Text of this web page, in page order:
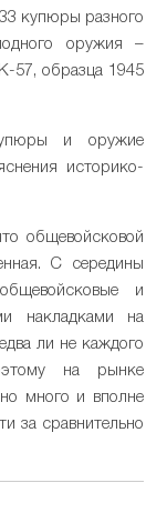
купюры разного
оружия –
57, образца 1945
и оружие
историко-
общевойсковой
С середины
и
накладками на
ли не каждого
на рынке
много и вполне
за сравнительно